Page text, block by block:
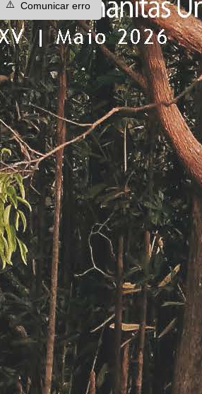
⚠️ Comunicar erro